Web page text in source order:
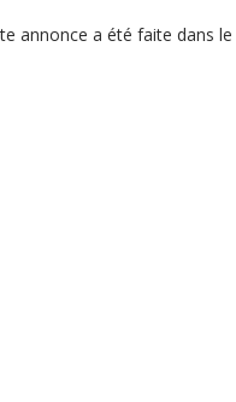
annonce a été faite dans le